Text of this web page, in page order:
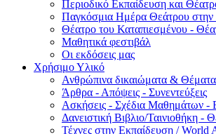
Περιοδικό Εκπαίδευση και
Παγκόσμια Ημέρα Θεάτρου στην
Θέατρο του Καταπιεσμένου -
Μαθητικά φεστιβάλ
Οι εκδόσεις μας
Χρήσιμο Υλικό
Ανθρώπινα δικαιώματα &
Άρθρα - Απόψεις - Συνεντεύξεις
Ασκήσεις - Σχέδια Μαθημάτων -
Δανειστική Βιβλιο/Ταινιοθήκη -
Τέχνες στην Εκπαίδευση /